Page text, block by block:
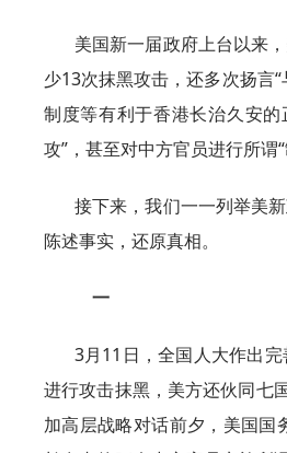
美国新一届政府上台以来
少13次抹黑攻击，还多次扬言
制度等有利于香港长治久安
攻”，甚至对中方官员进行所谓“
接下来，我们一一列举美
陈述事实，还原真相。
一
3月11日，全国人大作出
进行攻击抹黑，美方还伙同七
加高层战略对话前夕，美国国